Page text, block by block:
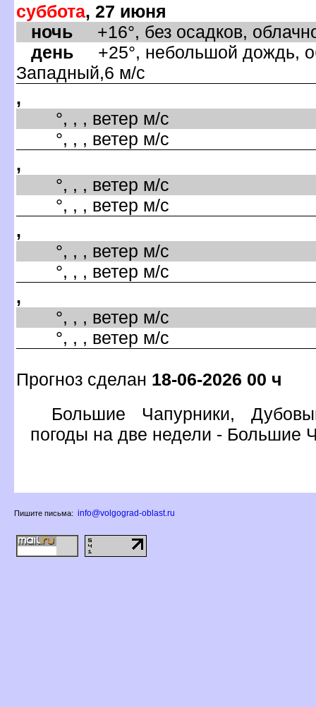
суббота, 27 июня
ночь +16°, без осадков,
день +25°, небольшой дождь,
Западный,6 м/с
,
°, , , ветер м/с
°, , , ветер м/с
,
°, , , ветер м/с
°, , , ветер м/с
,
°, , , ветер м/с
°, , , ветер м/с
,
°, , , ветер м/с
°, , , ветер м/с
Прогноз сделан 18-06-2026 00 ч
Большие Чапурники,
погоды на две недели - Большие
Пишите письма: info@volgograd-oblast.ru